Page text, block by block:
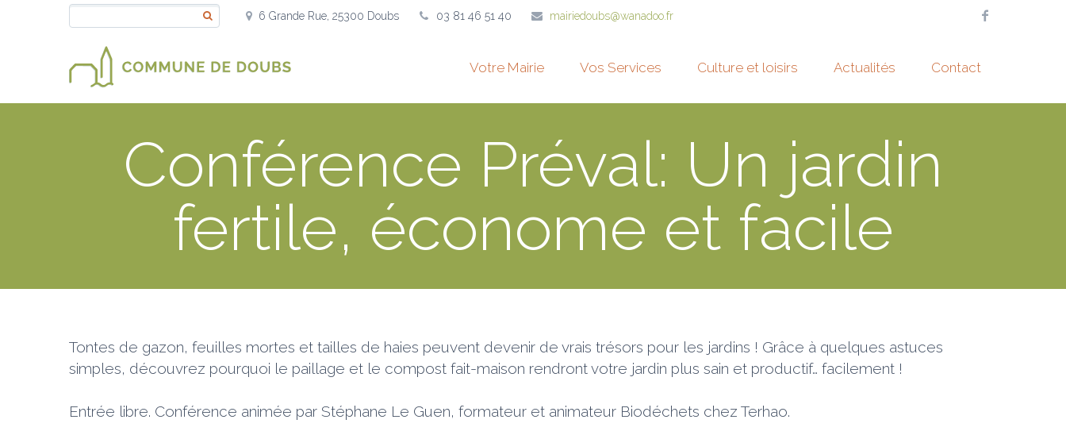
6 Grande Rue, 25300 Doubs 03 81 46 51 40 mairiedoubs@wanadoo.fr
Votre Mairie Vos Services Culture et loisirs Actualités Contact
Conférence Préval: Un jardin
fertile, économe et facile
Tontes de gazon, feuilles mortes et tailles de haies peuvent devenir de vrais trésors pour les jardins ! Grâce à quelques astuces
simples, découvrez pourquoi le paillage et le compost fait-maison rendront votre jardin plus sain et productif… facilement !
Entrée libre. Conférence animée par Stéphane Le Guen, formateur et animateur Biodéchets chez Terhao.